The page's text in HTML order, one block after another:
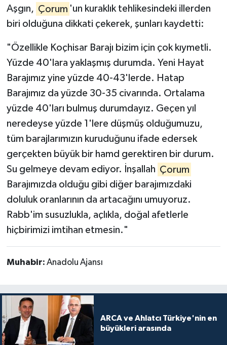
Aşgın, Çorum 'un kuraklık tehlikesindeki illerden
biri olduğuna dikkati çekerek, şunları kaydetti:
"Özellikle Koçhisar Barajı bizim için çok kıymetli.
Yüzde 40'lara yaklaşmış durumda. Yeni Hayat
Barajımız yine yüzde 40-43'lerde. Hatap
Barajımız da yüzde 30-35 civarında. Ortalama
yüzde 40'ları bulmuş durumdayız. Geçen yıl
neredeyse yüzde 1'lere düşmüş olduğumuzu,
tüm barajlarımızın kuruduğunu ifade edersek
gerçekten büyük bir hamd gerektiren bir durum.
Su gelmeye devam ediyor. İnşallah Çorum
Barajımızda olduğu gibi diğer barajımızdaki
doluluk oranlarının da artacağını umuyoruz.
Rabb'im susuzlukla, açlıkla, doğal afetlerle
hiçbirimizi imtihan etmesin."
Muhabir: Anadolu Ajansı
ARCA ve Ahlatcı Türkiye'nin en
büyükleri arasında